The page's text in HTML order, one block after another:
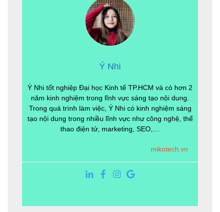
Ý Nhi
Ý Nhi tốt nghiệp Đại học Kinh tế TP.HCM và có hơn 2
năm kinh nghiệm trong lĩnh vực sáng tạo nội dung.
Trong quá trình làm việc, Ý Nhi có kinh nghiệm sáng
tạo nội dung trong nhiều lĩnh vực như công nghệ, thể
thao điện tử, marketing, SEO,…
mikotech.vn